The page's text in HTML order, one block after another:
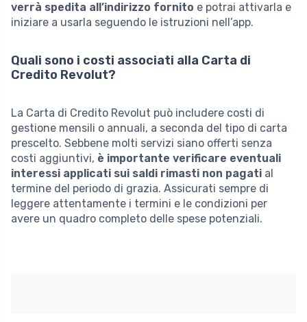
verrà spedita all’indirizzo fornito e potrai attivarla e
iniziare a usarla seguendo le istruzioni nell’app.
Quali sono i costi associati alla Carta di
Credito Revolut?
La Carta di Credito Revolut può includere costi di
gestione mensili o annuali, a seconda del tipo di carta
prescelto. Sebbene molti servizi siano offerti senza
costi aggiuntivi, è importante verificare eventuali
interessi applicati sui saldi rimasti non pagati al
termine del periodo di grazia. Assicurati sempre di
leggere attentamente i termini e le condizioni per
avere un quadro completo delle spese potenziali.